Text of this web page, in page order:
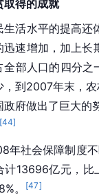
取得的成就
生活水平的提高
迅速增加，加上长
全部人口的四分之
，到2007年末，
政府做出了巨大的
[44]
年社会保障制度
计13696亿元，
。
[47]